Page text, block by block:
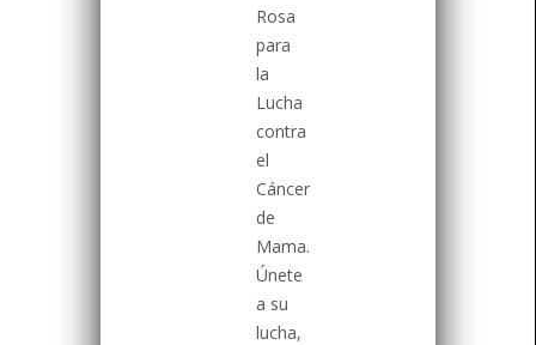
Rosa
para
la
Lucha
contra
el
Cáncer
de
Mama.
Únete
a su
lucha,